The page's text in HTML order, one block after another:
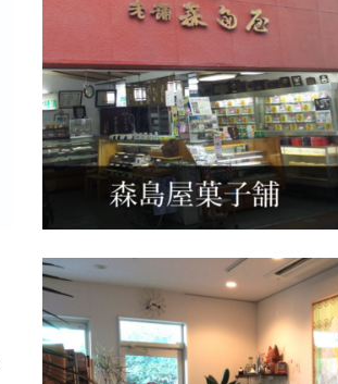
みなさまの疾病予防に努め、より良い医療
を実践し、病気回復のお手伝いをいたしま
す。店舗情報店舗名医療法人済家会 柴田長
庚堂病院取扱商品救急告示病院、労…
続きを読む